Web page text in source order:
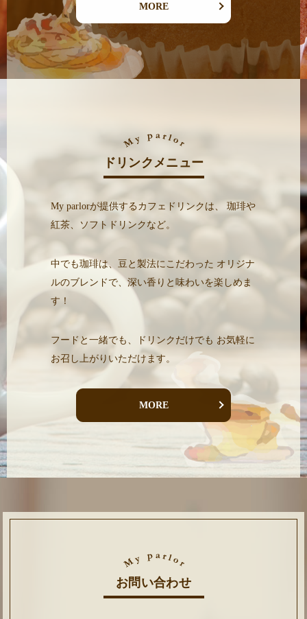
MORE
ドリンクメニュー
My parlorが提供するカフェドリンクは、 珈琲や
紅茶、ソフトドリンクなど。
中でも珈琲は、豆と製法にこだわった オリジナ
ルのブレンドで、深い香りと味わいを楽しめま
す！
フードと一緒でも、ドリンクだけでも お気軽に
お召し上がりいただけます。
MORE
お問い合わせ